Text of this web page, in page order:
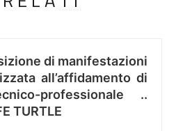
di manifestazioni
all’affidamento di
professionale ..
TURTLE